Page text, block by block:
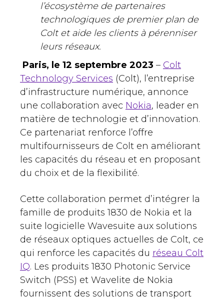
l’écosystème de partenaires
technologiques de premier plan de
Colt et aide les clients à pérenniser
leurs réseaux.
Paris, le 12 septembre 2023 – Colt
Technology Services (Colt), l’entreprise
d’infrastructure numérique, annonce
une collaboration avec Nokia, leader en
matière de technologie et d’innovation.
Ce partenariat renforce l’offre
multifournisseurs de Colt en améliorant
les capacités du réseau et en proposant
du choix et de la flexibilité.
Cette collaboration permet d’intégrer la
famille de produits 1830 de Nokia et la
suite logicielle Wavesuite aux solutions
de réseaux optiques actuelles de Colt, ce
qui renforce les capacités du réseau Colt
IQ. Les produits 1830 Photonic Service
Switch (PSS) et Wavelite de Nokia
fournissent des solutions de transport